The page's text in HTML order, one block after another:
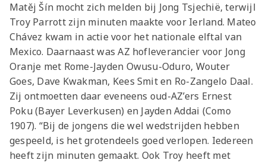
Matěj Šín mocht zich melden bij Jong Tsjechië, terwijl
Troy Parrott zijn minuten maakte voor Ierland. Mateo
Chávez kwam in actie voor het nationale elftal van
Mexico. Daarnaast was AZ hofleverancier voor Jong
Oranje met Rome-Jayden Owusu-Oduro, Wouter
Goes, Dave Kwakman, Kees Smit en Ro-Zangelo Daal.
Zij ontmoetten daar eveneens oud-AZ’ers Ernest
Poku (Bayer Leverkusen) en Jayden Addai (Como
1907). “Bij de jongens die wel wedstrijden hebben
gespeeld, is het grotendeels goed verlopen. Iedereen
heeft zijn minuten gemaakt. Ook Troy heeft met